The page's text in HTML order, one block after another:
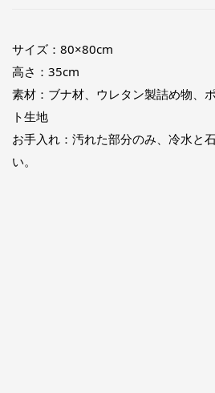
サイズ：80×80cm
高さ：35cm
素材：ブナ材、ウレタン製詰め物、
ト生地
お手入れ：汚れた部分のみ、冷水と
い。